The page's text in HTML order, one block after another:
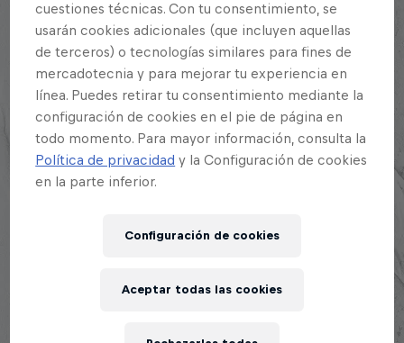
EXPLORA TODAS SUS
BATALLAS
quién en la mayor competición de
cuestiones técnicas. Con tu consentimiento, se
usarán cookies adicionales (que incluyen aquellas
de terceros) o tecnologías similares para fines de
mercadotecnia y para mejorar tu experiencia en
línea. Puedes retirar tu consentimiento mediante la
configuración de cookies en el pie de página en
todo momento. Para mayor información, consulta la
Política de privacidad y la Configuración de cookies
en la parte inferior.
Configuración de cookies
Aceptar todas las cookies